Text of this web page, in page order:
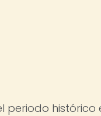
periodo